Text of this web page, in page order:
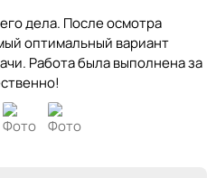
дела. После осмотра
оптимальный вариант
Работа была выполнена за